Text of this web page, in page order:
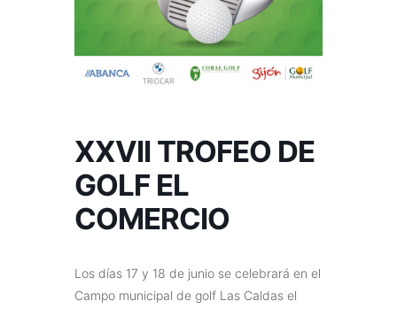
XXVII TROFEO DE
GOLF EL
COMERCIO
Los días 17 y 18 de junio se celebrará en el
Campo municipal de golf Las Caldas el